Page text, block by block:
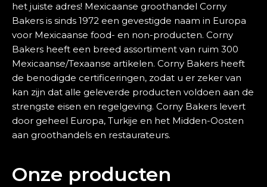
het juiste adres! Mexicaanse groothandel Corny
Bakers is sinds 1972 een gevestigde naam in Europa
voor Mexicaanse food- en non-producten. Corny
Bakers heeft een breed assortiment van ruim 300
Mexicaanse/Texaanse artikelen. Corny Bakers heeft
de benodigde certificeringen, zodat u er zeker van
kan zijn dat alle geleverde producten voldoen aan de
strengste eisen en regelgeving. Corny Bakers levert
door geheel Europa, Turkije en het Midden-Oosten
aan groothandels en restaurateurs.
Onze producten